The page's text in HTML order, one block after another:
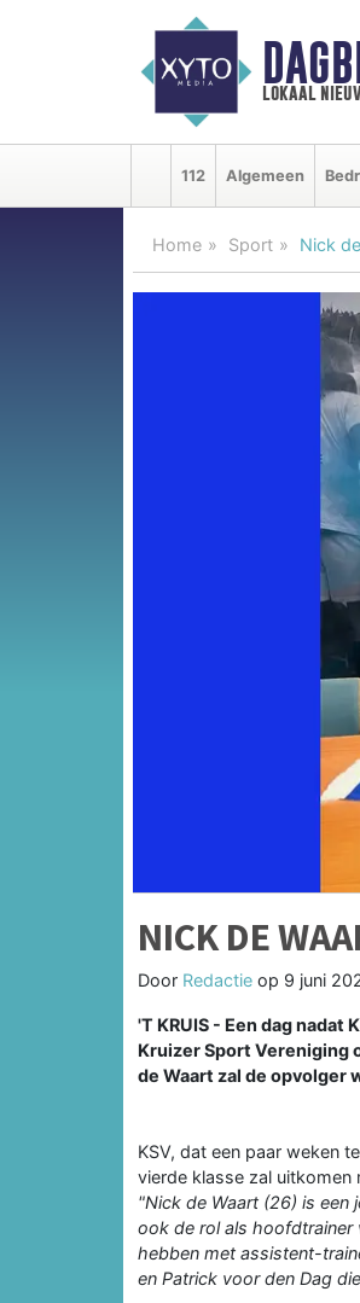
lokaal
112 Algemeen
Home Sport Nick
NICK DE
Door Redactie op 9 juni
'T KRUIS - Een dag
Kruizer Sport Vereniging
de Waart zal de opvolger
KSV, dat een paar weken
vierde klasse zal uitkomen
"Nick de Waart (26) is een
ook de rol als hoofdtrainer
hebben met assistent-
en Patrick voor den Dag